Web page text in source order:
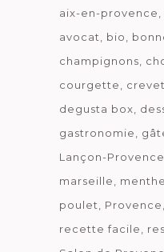
aix-en-provence
avocat
bio
champignons
courgette
degusta box
gastronomie
Lançon-Provence
marseille
menthe
poulet
Provence
recette facile